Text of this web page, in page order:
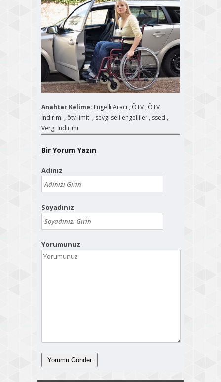
Anahtar Kelime: Engelli Aracı , ÖTV , ÖTV
İndirimi , ötv limiti , sevgi seli engelliler , ssed ,
Vergi İndirimi
Bir Yorum Yazın
Adınız
Soyadınız
Yorumunuz